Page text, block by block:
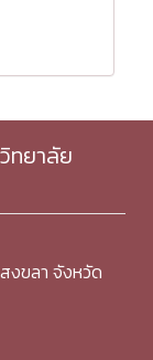
ทยาลัย
งขลา จังหวัด